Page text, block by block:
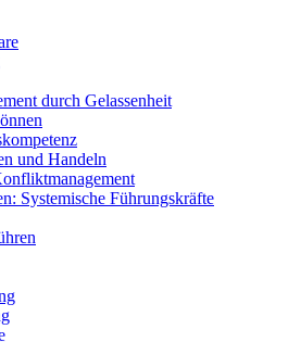
durch Gelassenheit
und Handeln
Systemische Führungskräfte